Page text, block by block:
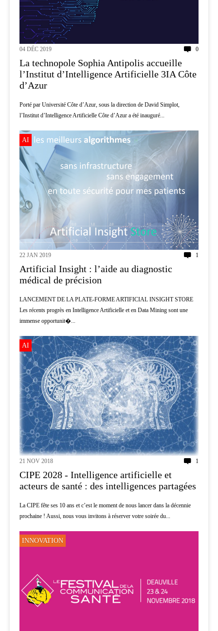
04 DÉC 2019 0
La technopole Sophia Antipolis accueille
l’Institut d’Intelligence Artificielle 3IA Côte
d’Azur
Porté par Université Côte d’Azur, sous la direction de David Simplot,
l’Institut d’Intelligence Artificielle Côte d’Azur a été inauguré...
AI
22 JAN 2019 1
Artificial Insight : l’aide au diagnostic
médical de précision
LANCEMENT DE LA PLATE-FORME ARTIFICIAL INSIGHT STORE
Les récents progrès en Intelligence Artificielle et en Data Mining sont une
immense opportunit�...
AI
21 NOV 2018 1
CIPE 2028 - Intelligence artificielle et
acteurs de santé : des intelligences partagées
La CIPE fête ses 10 ans et c’est le moment de nous lancer dans la décennie
prochaine ! Aussi, nous vous invitons à réserver votre soirée du...
INNOVATION